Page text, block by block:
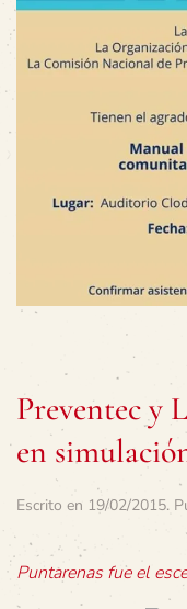
Preventec y
en
Escrito en 19/02/2015.
Puntarenas fue el